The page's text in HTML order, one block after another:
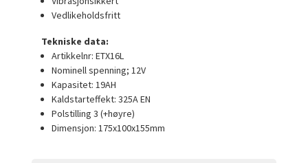
Vedlikeholdsfritt
Tekniske data:
Artikkelnr: ETX16L
Nominell spenning; 12V
Kapasitet: 19AH
Kaldstarteffekt: 325A EN
Polstilling 3 (+høyre)
Dimensjon: 175x100x155mm